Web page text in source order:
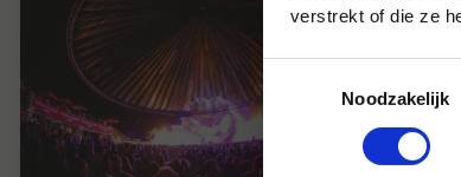
verstrekt of die ze
Toestemmingsselectie
Noodzakelijk